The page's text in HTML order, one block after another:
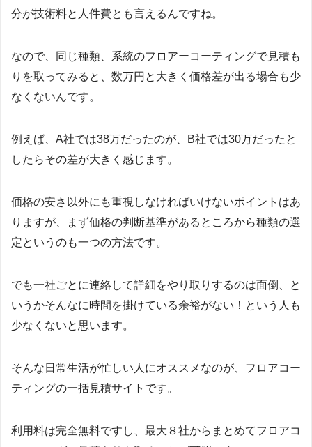
分が技術料と人件費とも言えるんですね。
なので、同じ種類、系統のフロアーコーティングで見積も
りを取ってみると、数万円と大きく価格差が出る場合も少
なくないんです。
例えば、A社では38万だったのが、B社では30万だったと
したらその差が大きく感じます。
価格の安さ以外にも重視しなければいけないポイントはあ
りますが、まず価格の判断基準があるところから種類の選
定というのも一つの方法です。
でも一社ごとに連絡して詳細をやり取りするのは面倒、と
いうかそんなに時間を掛けている余裕がない！という人も
少なくないと思います。
そんな日常生活が忙しい人にオススメなのが、フロアコー
ティングの一括見積サイトです。
利用料は完全無料ですし、最大８社からまとめてフロアコ